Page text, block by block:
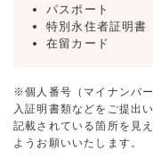
パスポート
特別永住者証明書
在留カード
※個人番号（マイナンバ
入証明書類などをご提出
記載されている箇所を見
ようお願いいたします。